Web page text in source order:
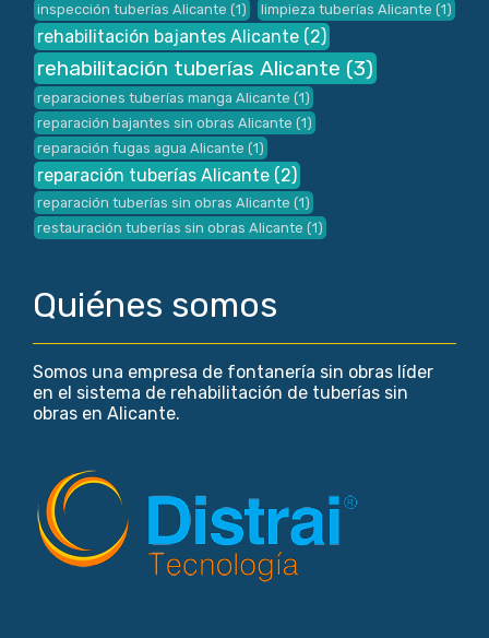
inspección tuberías Alicante (1) limpieza tuberías Alicante (1)
rehabilitación bajantes Alicante (2)
rehabilitación tuberías Alicante (3)
reparaciones tuberías manga Alicante (1)
reparación bajantes sin obras Alicante (1)
reparación fugas agua Alicante (1)
reparación tuberías Alicante (2)
reparación tuberías sin obras Alicante (1)
restauración tuberías sin obras Alicante (1)
Quiénes somos
Somos una empresa de fontanería sin obras líder
en el sistema de rehabilitación de tuberías sin
obras en Alicante.